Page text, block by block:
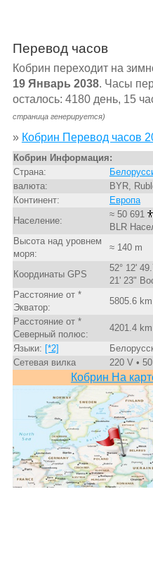
Перевод часов
Кобрин переходит на
19 Январь 2038. Часы
осталось: 4180 день, 15
страница генерируется)
» Кобрин Перевод часов
Кобрин Информация:
Страна:
валюта:
BYR,
Континент:
Европа
Население:
≈ 50 691
BLR
Высота над уровнем
моря:
≈ 140 m
Координаты GPS
52° 12'
21' 23"
Расстояние от *
Экватор:
5805.6
Расстояние от *
Северный полюс:
4201.4
Языки: [*2]
Сетевая вилка
220 V •
Кобрин На